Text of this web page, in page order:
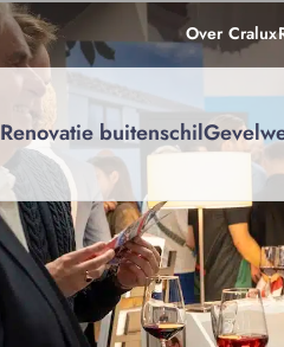
Over Cralux
Renovatie buitenschil